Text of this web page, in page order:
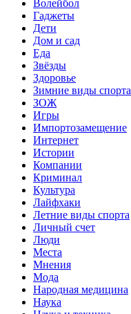
Волейбол
Гаджеты
Дети
Дом и сад
Еда
Звёзды
Здоровье
Зимние виды спорта
ЗОЖ
Игры
Импортозамещение
Интернет
Истории
Компании
Криминал
Культура
Лайфхаки
Летние виды спорта
Личный счет
Люди
Места
Мнения
Мода
Народная медицина
Наука